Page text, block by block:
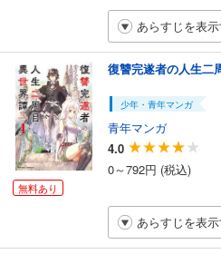
あらすじを表
無料あり
復讐完遂者の人生二
少年・青年マンガ
青年マンガ
4.0
0～792円 (税込)
あらすじを表